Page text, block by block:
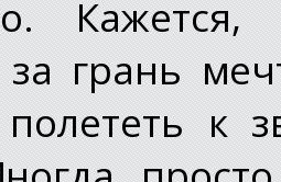
за грань
к